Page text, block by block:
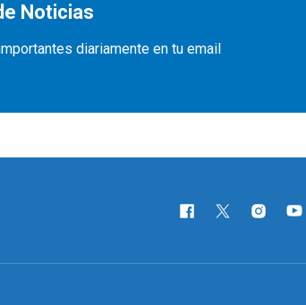
Noticias
diariamente en tu email